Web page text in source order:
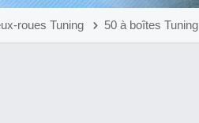
roues Tuning 50 à boîtes Tuning